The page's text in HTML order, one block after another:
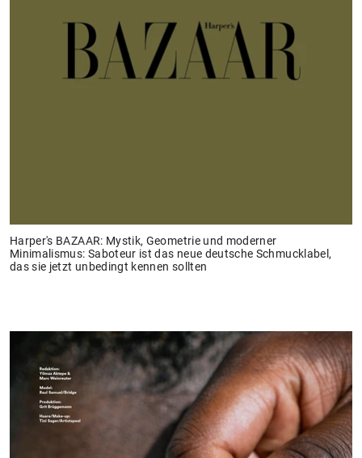
Harper's BAZAAR: Mystik, Geometrie und moderner
Minimalismus: Saboteur ist das neue deutsche Schmucklabel,
das sie jetzt unbedingt kennen sollten